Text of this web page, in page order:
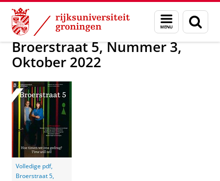
Skip
Content
Skip
Navigation
Menu
en
zoeken
Alumni Magazine Broerstraat 5 Broerstraat 5
Broerstraat 5, Nummer 3,
Oktober 2022
Volledige pdf,
Broerstraat 5,